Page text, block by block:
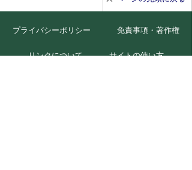
プライバシーポリシー 免責事項・著作権
リンクについて サイトの使い方